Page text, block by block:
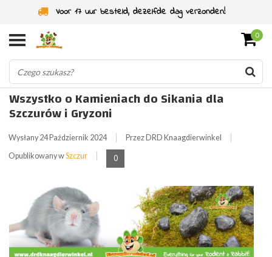
Voor 17 uur besteld, dezelfde dag verzonden!
0
Wszystko o Kamieniach do Sikania dla
Szczurów i Gryzoni
Wysłany 24 Październik 2024
Przez DRD Knaagdierwinkel
Opublikowany wSzczur 0